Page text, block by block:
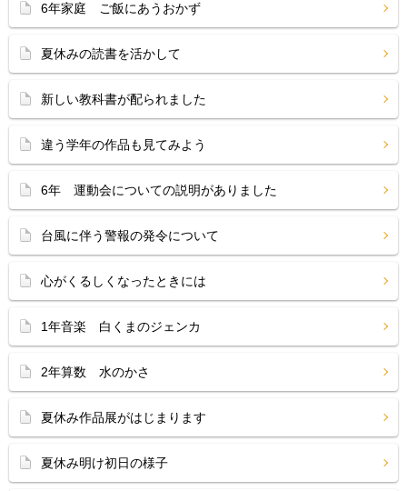
6年家庭 ご飯にあうおかず
夏休みの読書を活かして
新しい教科書が配られました
違う学年の作品も見てみよう
6年 運動会についての説明がありました
台風に伴う警報の発令について
心がくるしくなったときには
1年音楽 白くまのジェンカ
2年算数 水のかさ
夏休み作品展がはじまります
夏休み明け初日の様子